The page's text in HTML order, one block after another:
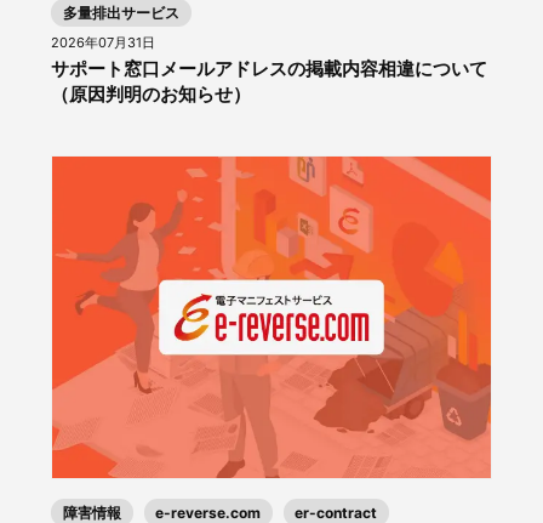
多量排出サービス
2026年07月31日
サポート窓口メールアドレスの掲載内容相違について
（原因判明のお知らせ）
障害情報 e-reverse.com
er-contract